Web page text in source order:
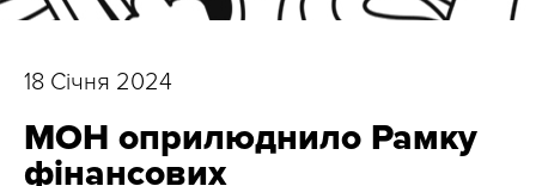
18 Січня 2024
МОН оприлюднило Рамку
фінансових